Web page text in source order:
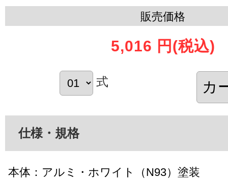
販売価格
5,016 円 (税込)
式
仕様・規格
本体：アルミ・ホワイト（N93）塗装